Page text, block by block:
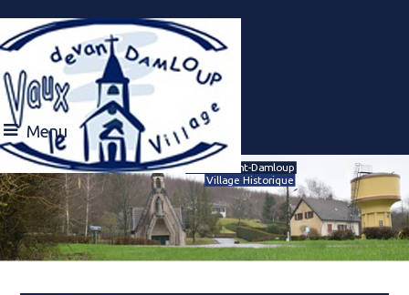
Menu
Vaux-devant-Damloup
Village Historique